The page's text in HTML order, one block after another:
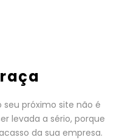
seu próximo site não é
levada a sério, porque
da sua empresa.